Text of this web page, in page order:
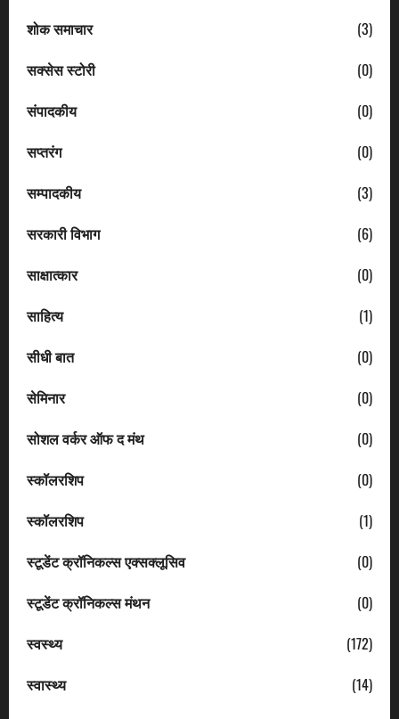
शोक समाचार
(3)
सक्सेस स्टोरी
(0)
संपादकीय
(0)
सप्तरंग
(0)
सम्पादकीय
(3)
सरकारी विभाग
(6)
साक्षात्कार
(0)
साहित्य
(1)
सीधी बात
(0)
सेमिनार
(0)
सोशल वर्कर ऑफ द मंथ
(0)
स्कॉलरशिप
(0)
स्कॉलरशिप
(1)
स्टूडेंट क्रॉनिकल्स एक्सक्लूसिव
(0)
स्टूडेंट क्रॉनिकल्स मंथन
(0)
स्वस्थ्य
(172)
स्वास्थ्य
(14)